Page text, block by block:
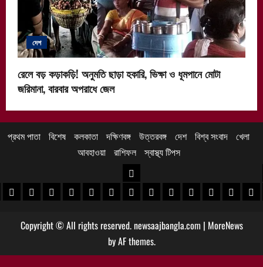
দেশ
রেলে বড় কড়াকড়ি! অনুমতি ছাড়া হকারি, ভিক্ষা ও ধূমপানে মোটা
জরিমানা, বারবার অপরাধে জেল
প্রথম পাতা বিশেষ কলকাতা দক্ষিণবঙ্গ উত্তরবঙ্গ দেশ বিশ্ব সংবাদ খেলা
আবহাওয়া
রাশিফল স্বাস্থ্য টিপস
খবর
খবর
পুরুলিয়া খবর
বাঁকুড়া খবরপশ্চিম বর্ধমান খবর
পূর্ব বর্ধমান খবর
বীরভূম খবরমুর্শিদাবাদ খবর
উত্তরবঙ্গ
কোচবিহার নিউজ
আলিপুরদুয়ার খবর
জলপাইগুড়ি খবর
শিলিগুড়ি খবর
উত্তরদক্ষিণ
Copyright © All rights reserved. newsaajbangla.com | MoreNews
by AF themes.